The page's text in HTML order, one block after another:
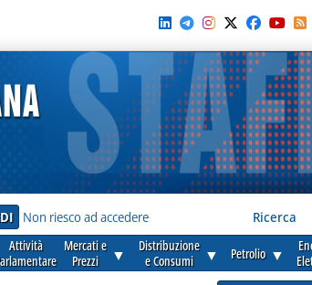
Non riesco ad accedere Ricerca
Attività
Mercati e
Prezzi
▼
Distribuzione
e Consumi
▼ Petrolio ▼